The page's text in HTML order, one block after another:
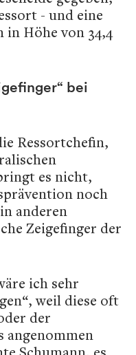
- und eine
in Höhe von 34,4
bei
Ressortchefin,
es nicht,
noch
anderen
Zeigefinger der
ich sehr
weil diese oft
der
angenommen